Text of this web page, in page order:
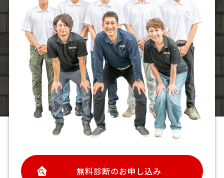
無料診断のお申し込み